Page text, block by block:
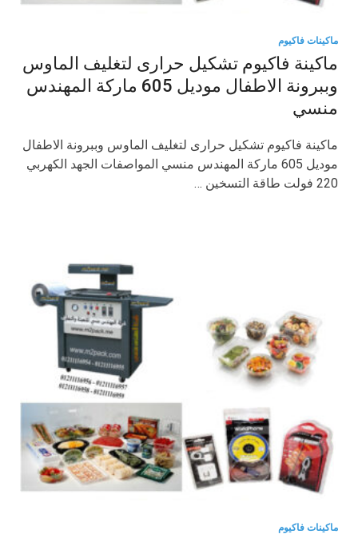
ماكينات فاكيوم
ماكينة فاكيوم تشكيل حرارى لتغليف الماوس
وببرونة الاطفال موديل 605 ماركة المهندس
منسي
ماكينة فاكيوم تشكيل حرارى لتغليف الماوس وببرونة الاطفال
موديل 605 ماركة المهندس منسي المواصفات الجهد الكهربي
220 فولت طاقة التسخين …
ماكينات فاكيوم